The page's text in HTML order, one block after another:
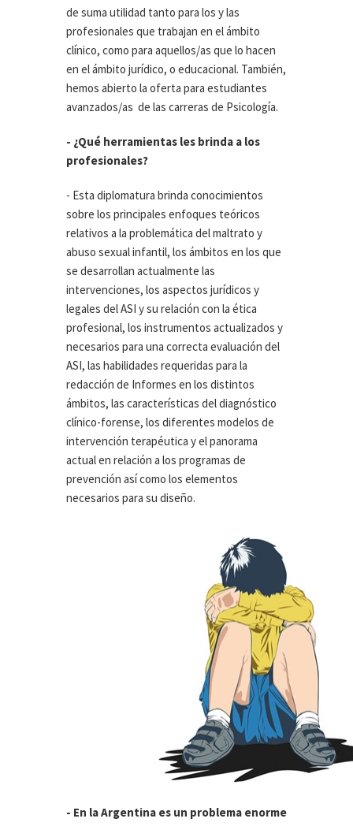
de suma utilidad tanto para los y las
profesionales que trabajan en el ámbito
clínico, como para aquellos/as que lo hacen
en el ámbito jurídico, o educacional. También,
hemos abierto la oferta para estudiantes
avanzados/as de las carreras de Psicología.
- ¿Qué herramientas les brinda a los
profesionales?
- Esta diplomatura brinda conocimientos
sobre los principales enfoques teóricos
relativos a la problemática del maltrato y
abuso sexual infantil, los ámbitos en los que
se desarrollan actualmente las
intervenciones, los aspectos jurídicos y
legales del ASI y su relación con la ética
profesional, los instrumentos actualizados y
necesarios para una correcta evaluación del
ASI, las habilidades requeridas para la
redacción de Informes en los distintos
ámbitos, las características del diagnóstico
clínico-forense, los diferentes modelos de
intervención terapéutica y el panorama
actual en relación a los programas de
prevención así como los elementos
necesarios para su diseño.
- En la Argentina es un problema enorme